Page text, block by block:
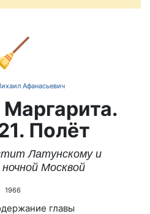
Афанасьевич
Полёт
Латунскому и
Москвой
1966
главы